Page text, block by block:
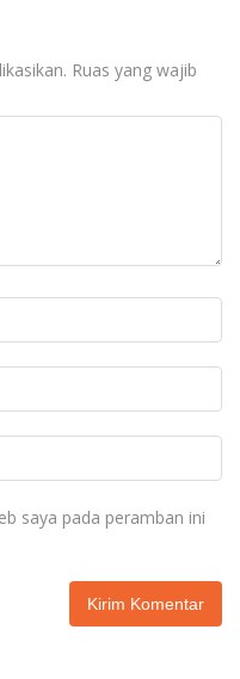
Ruas yang wajib
saya pada peramban ini